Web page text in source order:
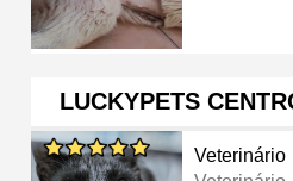
LUCKYPETS
Veterinário